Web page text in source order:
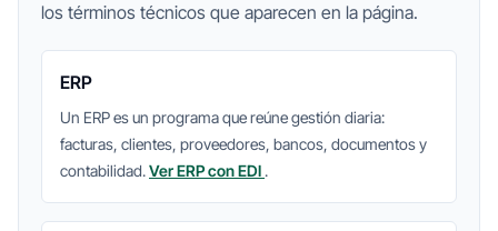
los términos técnicos que aparecen en la página.
ERP
Un ERP es un programa que reúne gestión diaria:
facturas, clientes, proveedores, bancos, documentos y
contabilidad.Ver ERP con EDI .